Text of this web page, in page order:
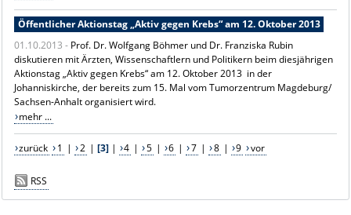
Öffentlicher Aktionstag „Aktiv gegen Krebs“ am 12. Oktober 2013
01.10.2013 - Prof. Dr. Wolfgang Böhmer und Dr. Franziska Rubin
diskutieren mit Ärzten, Wissenschaftlern und Politikern beim diesjährigen
Aktionstag „Aktiv gegen Krebs“ am 12. Oktober 2013 in der
Johanniskirche, der bereits zum 15. Mal vom Tumorzentrum Magdeburg/
Sachsen-Anhalt organisiert wird.
mehr ...
zurück 1 | 2 | [3]| 4 | 5 | 6 | 7 | 8 | 9 vor
RSS